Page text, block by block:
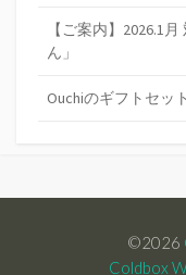
【ご案内】2026.1
ん」
Ouchiのギフトセッ
©2026
Coldbox